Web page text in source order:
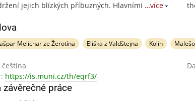
jejich blízkých příbuzných. Hlavními …více
Melichar ze Žerotína Eliška z Valdštejna Kolín
čeština
https://is.muni.cz/th/eqrf3/
závěrečné práce